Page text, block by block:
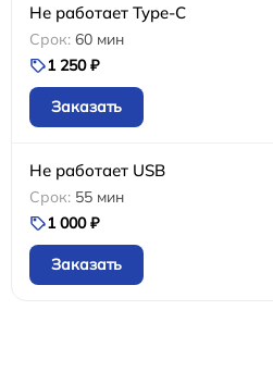
Не работает Type-C
60 мин
1 250 ₽
Заказать
Не работает USB
55 мин
1 000 ₽
Заказать